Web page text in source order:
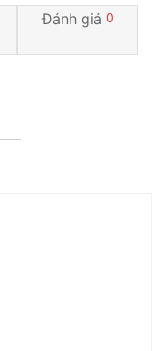
Đánh giá 0